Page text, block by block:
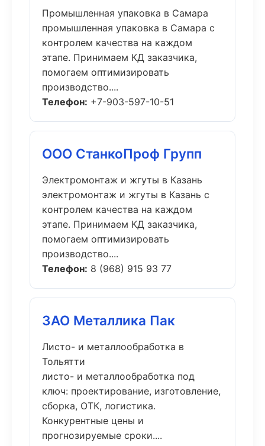
Промышленная упаковка в Самара
промышленная упаковка в Самара с
контролем качества на каждом
этапе. Принимаем КД заказчика,
помогаем оптимизировать
производство....
Телефон: +7-903-597-10-51
ООО СтанкоПроф Групп
Электромонтаж и жгуты в Казань
электромонтаж и жгуты в Казань с
контролем качества на каждом
этапе. Принимаем КД заказчика,
помогаем оптимизировать
производство....
Телефон: 8 (968) 915 93 77
ЗАО Металлика Пак
Листо- и металлообработка в
Тольятти
листо- и металлообработка под
ключ: проектирование, изготовление,
сборка, ОТК, логистика.
Конкурентные цены и
прогнозируемые сроки....